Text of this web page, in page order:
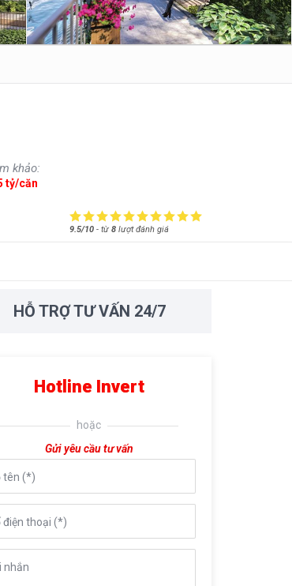
khảo:
tỷ/căn
9.5/10 - từ 8 lượt đánh giá
HỖ TRỢ TƯ VẤN 24/7
Hotline Invert
hoặc
Gửi yêu cầu tư vấn
tên (*)
điện thoại (*)
nhắn